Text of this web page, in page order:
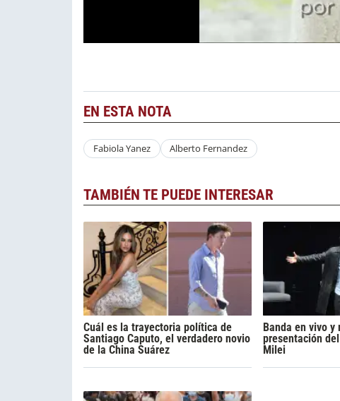
EN ESTA NOTA
Fabiola Yanez Alberto Fernandez
TAMBIÉN TE PUEDE INTERESAR
Cuál es la trayectoria política de
Santiago Caputo, el verdadero novio
de la China Suárez
Banda en vivo
presentación
Milei